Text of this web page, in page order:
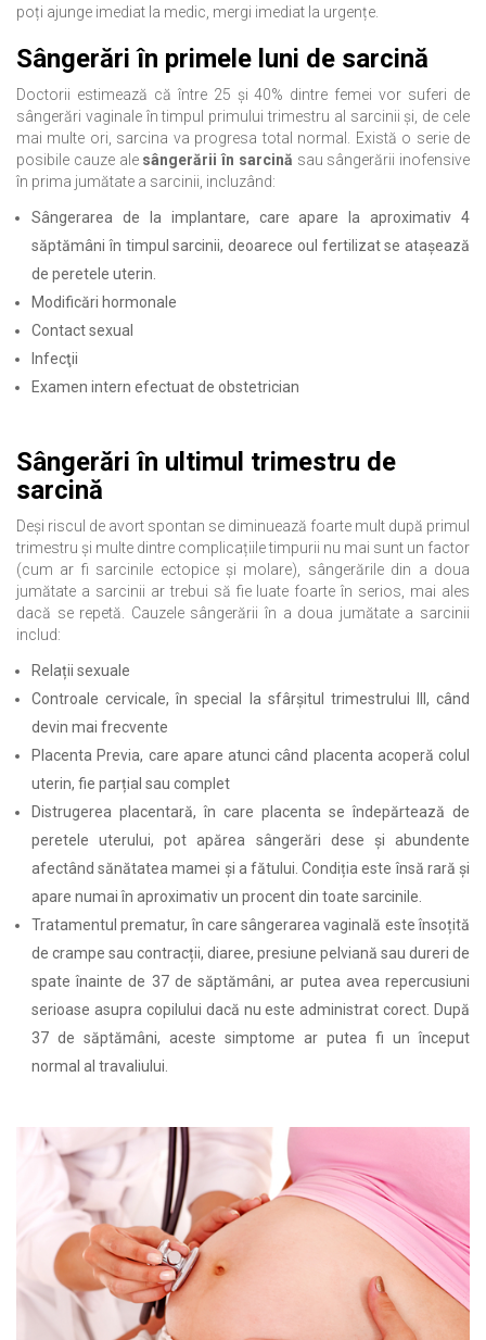
poți ajunge imediat la medic, mergi imediat la urgențe.
Sângerări în primele luni de sarcină
Doctorii estimează că între 25 și 40% dintre femei vor suferi de
sângerări vaginale în timpul primului trimestru al sarcinii și, de cele
mai multe ori, sarcina va progresa total normal. Există o serie de
posibile cauze ale sângerării în sarcină sau sângerării inofensive
în prima jumătate a sarcinii, incluzând:
Sângerarea de la implantare, care apare la aproximativ 4
săptămâni în timpul sarcinii, deoarece oul fertilizat se atașează
de peretele uterin.
Modificări hormonale
Contact sexual
Infecţii
Examen intern efectuat de obstetrician
Sângerări în ultimul trimestru de
sarcină
Deși riscul de avort spontan se diminuează foarte mult după primul
trimestru și multe dintre complicațiile timpurii nu mai sunt un factor
(cum ar fi sarcinile ectopice și molare), sângerările din a doua
jumătate a sarcinii ar trebui să fie luate foarte în serios, mai ales
dacă se repetă. Cauzele sângerării în a doua jumătate a sarcinii
includ:
Relații sexuale
Controale cervicale, în special la sfârșitul trimestrului III, când
devin mai frecvente
Placenta Previa, care apare atunci când placenta acoperă colul
uterin, fie parțial sau complet
Distrugerea placentară, în care placenta se îndepărtează de
peretele uterului, pot apărea sângerări dese și abundente
afectând sănătatea mamei și a fătului. Condiția este însă rară și
apare numai în aproximativ un procent din toate sarcinile.
Tratamentul prematur, în care sângerarea vaginală este însoțită
de crampe sau contracții, diaree, presiune pelviană sau dureri de
spate înainte de 37 de săptămâni, ar putea avea repercusiuni
serioase asupra copilului dacă nu este administrat corect. După
37 de săptămâni, aceste simptome ar putea fi un început
normal al travaliului.